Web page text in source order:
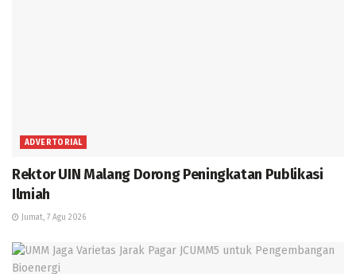
ADVERTORIAL
Rektor UIN Malang Dorong Peningkatan Publikasi
Ilmiah
Jumat, 7 Agu 2026